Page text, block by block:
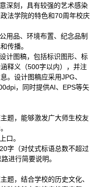
深刻，具有较强的艺术感染
法学院的特色和70周年校庆
用品、环境布置、纪念品制
传播。
计图稿，包括标识图形、标
释义（500字以内），并注
。设计图稿应采用JPG、
，同时提供AI、EPS等矢
题，能够激发广大师生校友
口。
字（对仗式标语总数不超过
进行简要说明。
题，结合学校的历史文化、